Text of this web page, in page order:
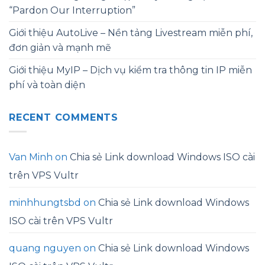
“Pardon Our Interruption”
Giới thiệu AutoLive – Nền tảng Livestream miễn phí,
đơn giản và mạnh mẽ
Giới thiệu MyIP – Dịch vụ kiểm tra thông tin IP miễn
phí và toàn diện
RECENT COMMENTS
Van Minh on Chia sẻ Link download Windows ISO cài
trên VPS Vultr
minhhungtsbd on Chia sẻ Link download Windows
ISO cài trên VPS Vultr
quang nguyen on Chia sẻ Link download Windows